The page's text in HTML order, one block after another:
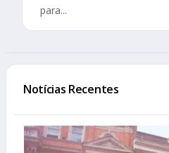
para...
Notícias Recentes